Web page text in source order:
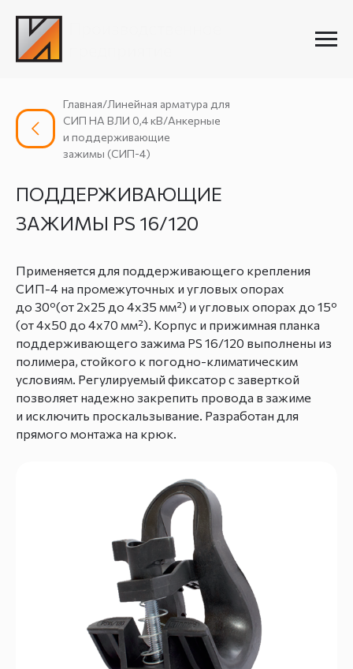
ПОДДЕРЖИВАЮЩИЕ
ЗАЖИМЫ РS 16/120
Главная/Линейная арматура для
СИП НА ВЛИ 0,4 кВ/Анкерные
и поддерживающие
зажимы (СИП-4)
Применяется для поддерживающего крепления
СИП-4 на промежуточных и угловых опорах
до 30º(от 2х25 до 4х35 мм²) и угловых опорах до 15º
(от 4х50 до 4х70 мм²). Корпус и прижимная планка
поддерживающего зажима PS 16/120 выполнены из
полимера, стойкого к погодно-климатическим
условиям. Регулируемый фиксатор с заверткой
позволяет надежно закрепить провода в зажиме
и исключить проскальзывание. Разработан для
прямого монтажа на крюк.